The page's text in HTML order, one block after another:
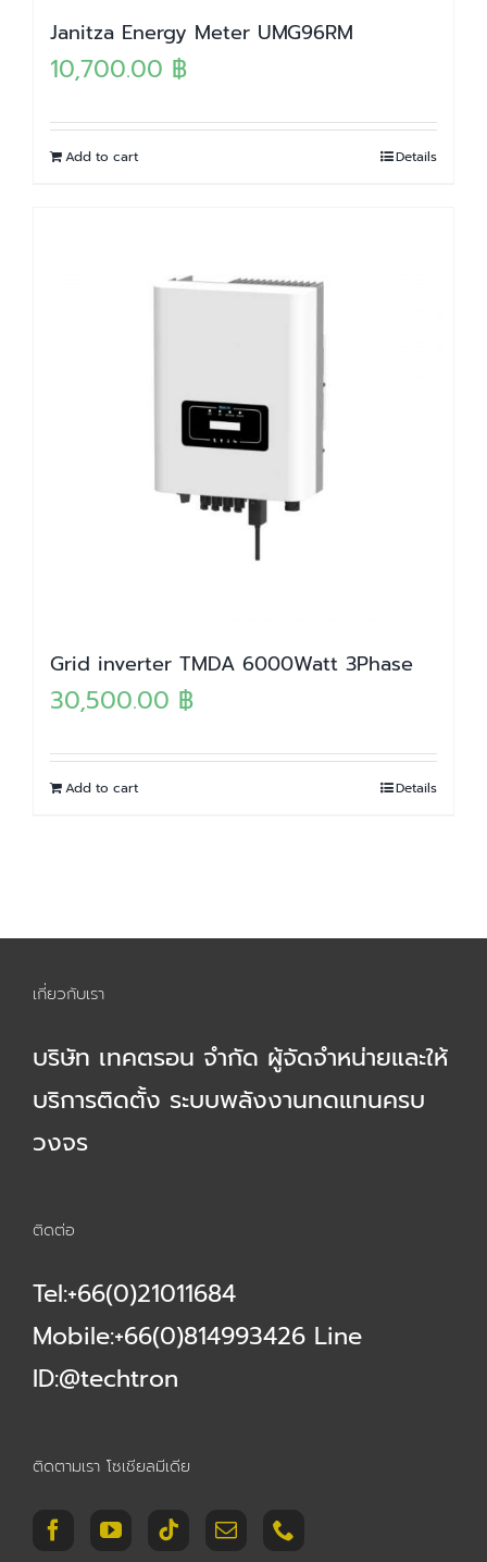
Janitza Energy Meter UMG96RM
10,700.00 ฿
Add to cart Details
Grid inverter TMDA 6000Watt 3Phase
30,500.00 ฿
Add to cart Details
เกี่ยวกับเรา
บริษัท เทคตรอน จำกัด ผู้จัดจำหน่ายและให้
บริการติดตั้ง ระบบพลังงานทดแทนครบ
วงจร
ติดต่อ
Tel:+66(0)21011684
Mobile:+66(0)814993426 Line
ID:@techtron
ติดตามเรา โซเชียลมีเดีย